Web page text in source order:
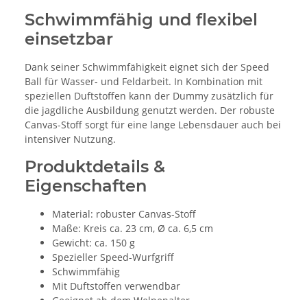
Schwimmfähig und flexibel
einsetzbar
Dank seiner Schwimmfähigkeit eignet sich der Speed
Ball für Wasser- und Feldarbeit. In Kombination mit
speziellen Duftstoffen kann der Dummy zusätzlich für
die jagdliche Ausbildung genutzt werden. Der robuste
Canvas-Stoff sorgt für eine lange Lebensdauer auch bei
intensiver Nutzung.
Produktdetails &
Eigenschaften
Material: robuster Canvas-Stoff
Maße: Kreis ca. 23 cm, Ø ca. 6,5 cm
Gewicht: ca. 150 g
Spezieller Speed-Wurfgriff
Schwimmfähig
Mit Duftstoffen verwendbar